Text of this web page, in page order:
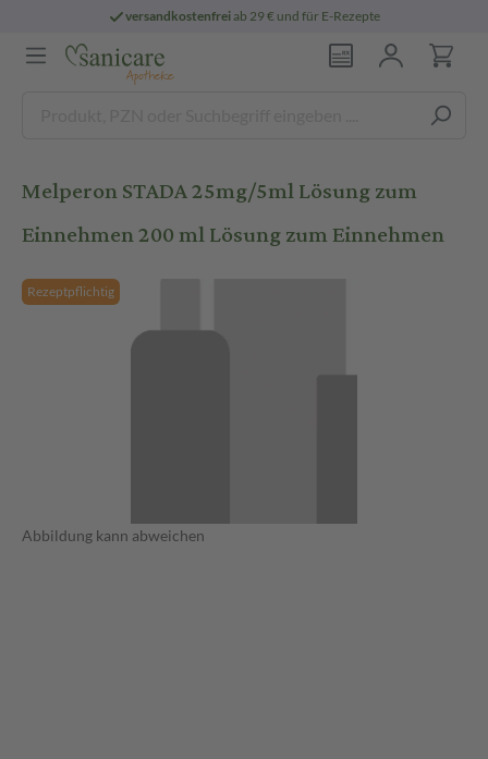
versandkostenfreiab 29 € und für E-Rezepte
Melperon STADA 25mg/5ml Lösung zum
Einnehmen 200 ml Lösung zum Einnehmen
Rezeptpflichtig
Abbildung kann abweichen